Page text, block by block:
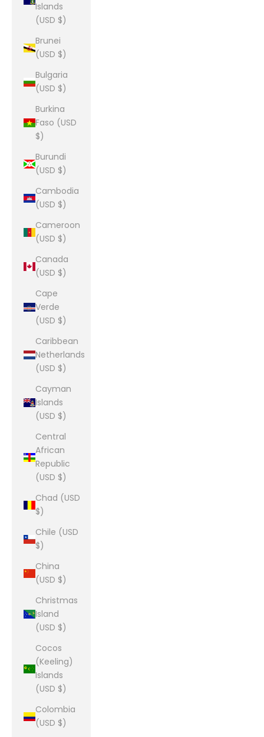
Islands
(USD $)
Brunei
(USD $)
Bulgaria
(USD $)
Burkina
Faso (USD
$)
Burundi
(USD $)
Cambodia
(USD $)
Cameroon
(USD $)
Canada
(USD $)
Cape
Verde
(USD $)
Caribbean
Netherlands
(USD $)
Cayman
Islands
(USD $)
Central
African
Republic
(USD $)
Chad (USD
$)
Chile (USD
$)
China
(USD $)
Christmas
Island
(USD $)
Cocos
(Keeling)
Islands
(USD $)
Colombia
(USD $)